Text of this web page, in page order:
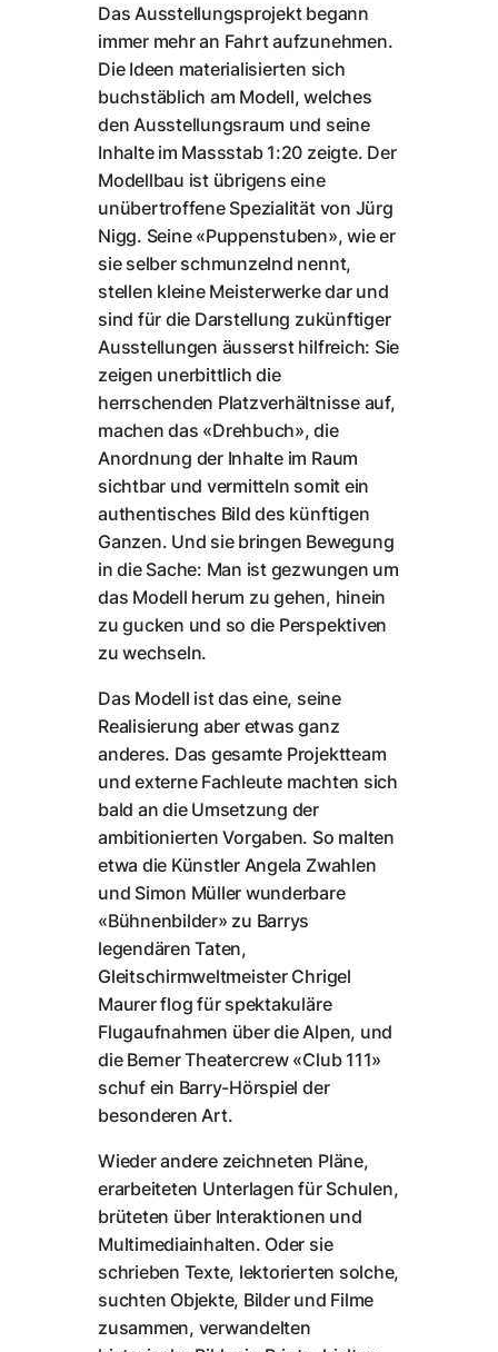
Das Ausstellungsprojekt begann
immer mehr an Fahrt aufzunehmen.
Die Ideen materialisierten sich
buchstäblich am Modell, welches
den Ausstellungsraum und seine
Inhalte im Massstab 1:20 zeigte. Der
Modellbau ist übrigens eine
unübertroffene Spezialität von Jürg
Nigg. Seine «Puppenstuben», wie er
sie selber schmunzelnd nennt,
stellen kleine Meisterwerke dar und
sind für die Darstellung zukünftiger
Ausstellungen äusserst hilfreich: Sie
zeigen unerbittlich die
herrschenden Platzverhältnisse auf,
machen das «Drehbuch», die
Anordnung der Inhalte im Raum
sichtbar und vermitteln somit ein
authentisches Bild des künftigen
Ganzen. Und sie bringen Bewegung
in die Sache: Man ist gezwungen um
das Modell herum zu gehen, hinein
zu gucken und so die Perspektiven
zu wechseln.
Das Modell ist das eine, seine
Realisierung aber etwas ganz
anderes. Das gesamte Projektteam
und externe Fachleute machten sich
bald an die Umsetzung der
ambitionierten Vorgaben. So malten
etwa die Künstler Angela Zwahlen
und Simon Müller wunderbare
«Bühnenbilder» zu Barrys
legendären Taten,
Gleitschirmweltmeister Chrigel
Maurer flog für spektakuläre
Flugaufnahmen über die Alpen, und
die Berner Theatercrew «Club 111»
schuf ein Barry-Hörspiel der
besonderen Art.
Wieder andere zeichneten Pläne,
erarbeiteten Unterlagen für Schulen,
brüteten über Interaktionen und
Multimediainhalten. Oder sie
schrieben Texte, lektorierten solche,
suchten Objekte, Bilder und Filme
zusammen, verwandelten